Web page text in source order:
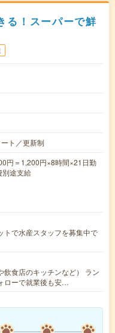
る！スーパーで鮮
ト／更新制
円＝1,200円×8時間×21日勤
別途支給
トで水産スタッフを募集中で
食店のキッチンなど） ラン
ローで就業後も安…